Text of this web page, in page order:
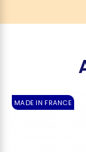
MADE IN FRANCE